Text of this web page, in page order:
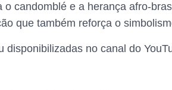
candomblé e a herança afro-
que também reforça o
no canal do